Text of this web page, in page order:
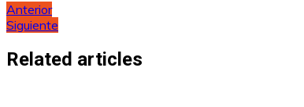
Navegación
de
entradas
Anterior
Siguiente
Related articles